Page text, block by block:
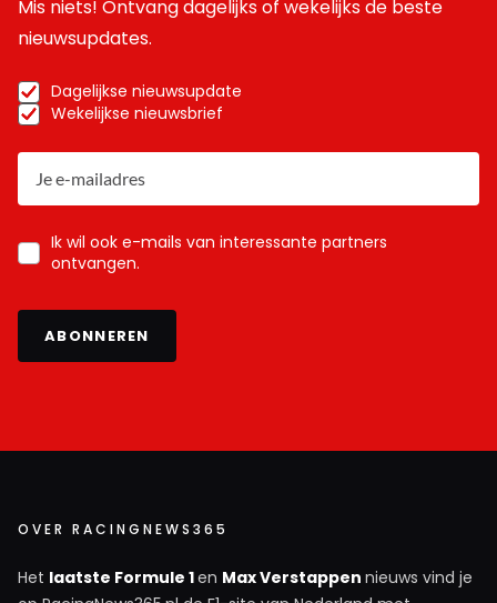
Mis niets! Ontvang dagelijks of wekelijks de beste
nieuwsupdates.
Dagelijkse nieuwsupdate
Wekelijkse nieuwsbrief
Ik wil ook e-mails van interessante partners
ontvangen.
ABONNEREN
OVER RACINGNEWS365
Het laatste Formule 1en Max Verstappen nieuws vind je